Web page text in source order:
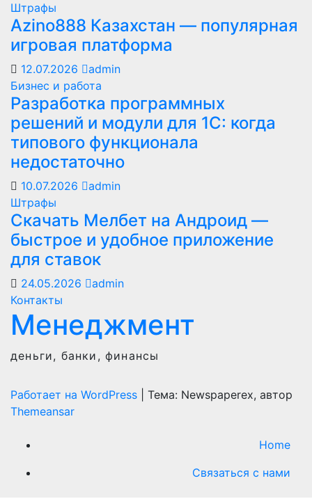
Штрафы
Azino888 Казахстан — популярная
игровая платформа
12.07.2026
admin
Бизнес и работа
Разработка программных
решений и модули для 1С: когда
типового функционала
недостаточно
10.07.2026
admin
Штрафы
Скачать Мелбет на Андроид —
быстрое и удобное приложение
для ставок
24.05.2026
admin
Контакты
Менеджмент
деньги, банки, финансы
Работает на WordPress
Тема: Newspaperex, автор
Themeansar
Home
Связаться с нами